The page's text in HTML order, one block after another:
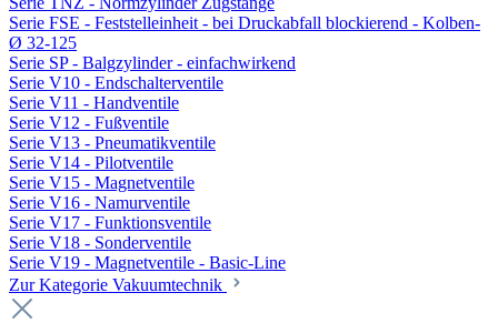
Serie FSE - Feststelleinheit - bei Druckabfall blockierend - Kolben-
Ø 32-125
Serie SP - Balgzylinder - einfachwirkend
Serie V10 - Endschalterventile
Serie V11 - Handventile
Serie V12 - Fußventile
Serie V13 - Pneumatikventile
Serie V14 - Pilotventile
Serie V15 - Magnetventile
Serie V16 - Namurventile
Serie V17 - Funktionsventile
Serie V18 - Sonderventile
Serie V19 - Magnetventile - Basic-Line
Zur Kategorie Vakuumtechnik